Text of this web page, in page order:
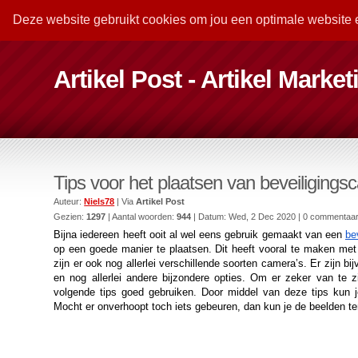
Deze website gebruikt cookies om jou een optimale
Artikel Post - Artikel
Tips voor het plaatsen van
Auteur:Niels78 | ViaArtikel Post
Gezien:1297 | Aantal woorden:944 | Datum:Wed, 2 Dec 2020 | 0
Bijna iedereen heeft ooit al wel eens gebruik gemaakt van een
op een goede manier te plaatsen. Dit heeft vooral te maken
zijn er ook nog allerlei verschillende soorten camera’s. Er zijn
en nog allerlei andere bijzondere opties. Om er zeker van te
volgende tips goed gebruiken. Door middel van deze tips
Mocht er onverhoopt toch iets gebeuren, dan kun je de beelden